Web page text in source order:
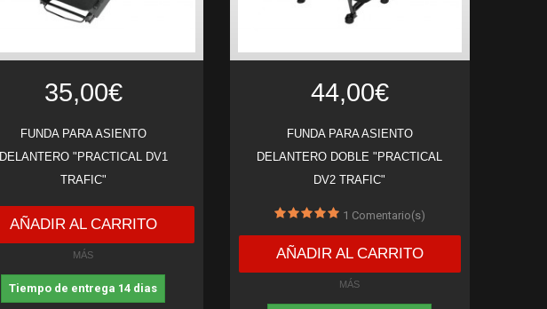
35,00€
FUNDA PARA ASIENTO
DELANTERO "PRACTICAL DV1
TRAFIC"
AÑADIR AL CARRITO
MÁS
Tiempo de entrega 14 dias
44,00€
FUNDA PARA ASIENTO
DELANTERO DOBLE "PRACTICAL
DV2 TRAFIC"
1 Comentario(s)
AÑADIR AL CARRITO
MÁS